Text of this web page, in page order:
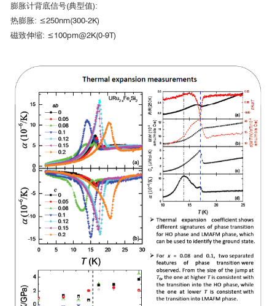
膨胀计背底信号(典型值):
热膨胀: ≤250nm(300-2K)
磁致伸缩: ≤100pm@2K(0-9T)
武汉大学